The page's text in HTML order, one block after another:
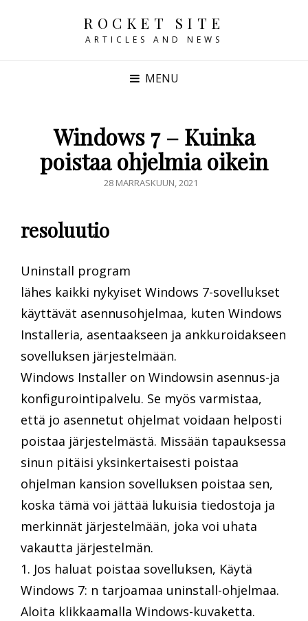
ROCKET SITE
ARTICLES AND NEWS
MENU
Windows 7 – Kuinka
poistaa ohjelmia oikein
POSTED
28 MARRASKUUN, 2021
resoluutio
Uninstall program
lähes kaikki nykyiset Windows 7-sovellukset
käyttävät asennusohjelmaa, kuten Windows
Installeria, asentaakseen ja ankkuroidakseen
sovelluksen järjestelmään.
Windows Installer on Windowsin asennus-ja
konfigurointipalvelu. Se myös varmistaa,
että jo asennetut ohjelmat voidaan helposti
poistaa järjestelmästä. Missään tapauksessa
sinun pitäisi yksinkertaisesti poistaa
ohjelman kansion sovelluksen poistaa sen,
koska tämä voi jättää lukuisia tiedostoja ja
merkinnät järjestelmään, joka voi uhata
vakautta järjestelmän.
1. Jos haluat poistaa sovelluksen, Käytä
Windows 7: n tarjoamaa uninstall-ohjelmaa.
Aloita klikkaamalla Windows-kuvaketta.